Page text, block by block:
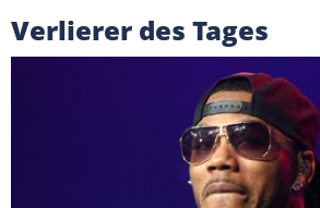
Verlierer des Tages